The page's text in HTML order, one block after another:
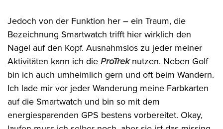
Jedoch von der Funktion her – ein Traum, die
Bezeichnung Smartwatch trifft hier wirklich den
Nagel auf den Kopf. Ausnahmslos zu jeder meiner
Aktivitäten kann ich die ProTreknutzen. Neben Golf
bin ich auch umheimlich gern und oft beim Wandern.
Ich lade mir vor jeder Wanderung meine Farbkarten
auf die Smartwatch und bin so mit dem
energiesparenden GPS bestens vorbereitet. Okay,